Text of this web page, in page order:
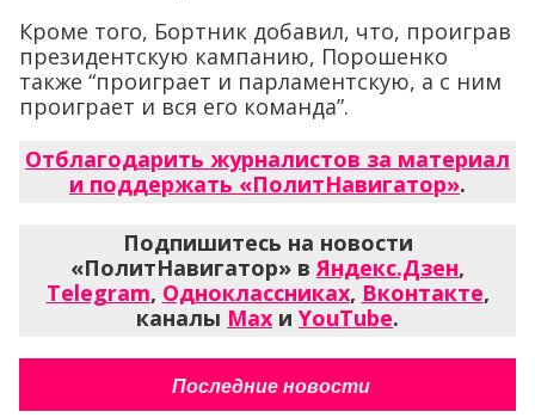
Кроме того, Бортник добавил, что, проиграв
президентскую кампанию, Порошенко
также “проиграет и парламентскую, а с ним
проиграет и вся его команда”.
Отблагодарить журналистов за материал
и поддержать «ПолитНавигатор».
Подпишитесь на новости
«ПолитНавигатор» в Яндекс.Дзен,
Telegram, Одноклассниках, Вконтакте,
каналы Max и YouTube.
Последние новости